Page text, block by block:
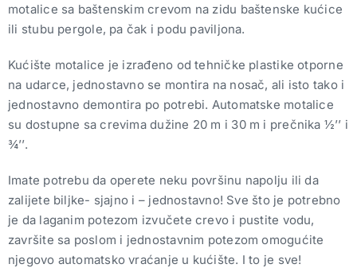
motalice sa baštenskim crevom na zidu baštenske kućice
ili stubu pergole, pa čak i podu paviljona.
Kućište motalice je izrađeno od tehničke plastike otporne
na udarce, jednostavno se montira na nosač, ali isto tako i
jednostavno demontira po potrebi. Automatske motalice
su dostupne sa crevima dužine 20 m i 30 m i prečnika ½’’ i
¾’’.
Imate potrebu da operete neku površinu napolju ili da
zalijete biljke- sjajno i – jednostavno! Sve što je potrebno
je da laganim potezom izvučete crevo i pustite vodu,
završite sa poslom i jednostavnim potezom omogućite
njegovo automatsko vraćanje u kućište. I to je sve!